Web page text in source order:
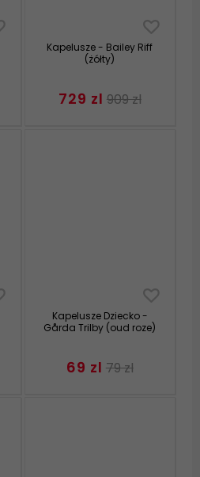
Kapelusze - Bailey Riff
(żółty)
729 zl 909 zl
Kapelusze Dziecko -
Gårda Trilby (oud roze)
69 zl 79 zl